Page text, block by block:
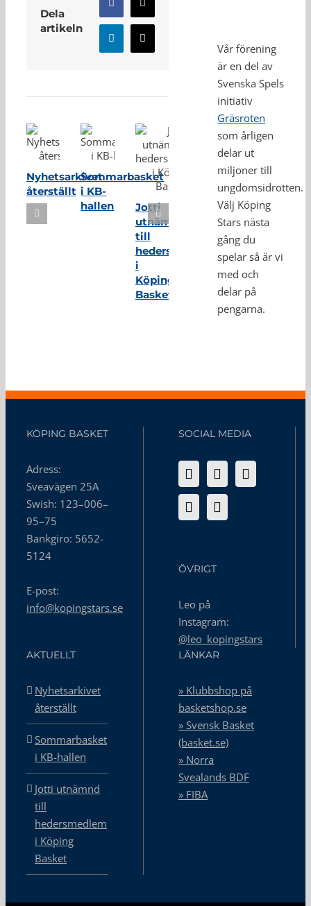
Dela
artikeln
Facebook
X
LinkedInE-
post
Nyhetsarkivet
återställt
Sommarbasket
i KB-
hallen
Jotti
utnämnd
till
hedersmedlem
i
Köping
Basket
Vår förening
är en del av
Svenska Spels
initiativ
Gräsroten
som årligen
delar ut
miljoner till
ungdomsidrotten.
Välj Köping
Stars nästa
gång du
spelar så är vi
med och
delar på
pengarna.
KÖPING BASKET
Adress:
Sveavägen 25A
Swish: 123–006–
95–75
Bankgiro: 5652-
5124
E-post:
info@kopingstars.se
SOCIAL MEDIA
ÖVRIGT
Leo på
Instagram:
@leo_kopingstars
AKTUELLT
Nyhetsarkivet
återställt
Sommarbasket
i KB-hallen
Jotti utnämnd
till
hedersmedlem
i Köping
Basket
LÄNKAR
» Klubbshop på
basketshop.se
» Svensk Basket
(basket.se)
» Norra
Svealands BDF
» FIBA